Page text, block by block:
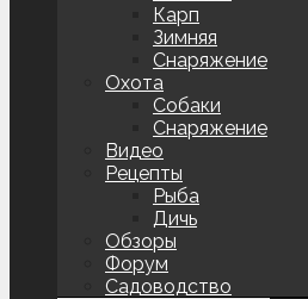
Карп
Зимняя
Снаряжение
Охота
Собаки
Снаряжение
Видео
Рецепты
Рыба
Дичь
Обзоры
Форум
Садоводство